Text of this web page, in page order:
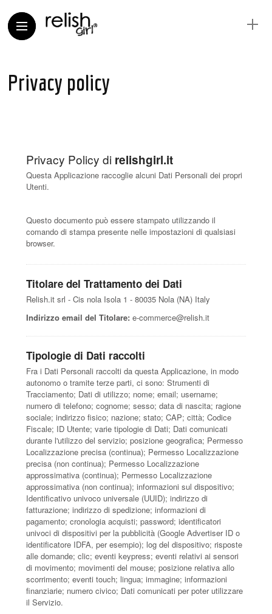
Privacy policy
Privacy Policy di relishgirl.it
Questa Applicazione raccoglie alcuni Dati Personali dei propri
Utenti.
Questo documento può essere stampato utilizzando il
comando di stampa presente nelle impostazioni di qualsiasi
browser.
Titolare del Trattamento dei Dati
Relish.it srl - Cis nola Isola 1 - 80035 Nola (NA) Italy
Indirizzo email del Titolare: e-commerce@relish.it
Tipologie di Dati raccolti
Fra i Dati Personali raccolti da questa Applicazione, in modo
autonomo o tramite terze parti, ci sono: Strumenti di
Tracciamento; Dati di utilizzo; nome; email; username;
numero di telefono; cognome; sesso; data di nascita; ragione
sociale; indirizzo fisico; nazione; stato; CAP; città; Codice
Fiscale; ID Utente; varie tipologie di Dati; Dati comunicati
durante l'utilizzo del servizio; posizione geografica; Permesso
Localizzazione precisa (continua); Permesso Localizzazione
precisa (non continua); Permesso Localizzazione
approssimativa (continua); Permesso Localizzazione
approssimativa (non continua); informazioni sul dispositivo;
Identificativo univoco universale (UUID); indirizzo di
fatturazione; indirizzo di spedizione; informazioni di
pagamento; cronologia acquisti; password; identificatori
univoci di dispositivi per la pubblicità (Google Advertiser ID o
identificatore IDFA, per esempio); log del dispositivo; risposte
alle domande; clic; eventi keypress; eventi relativi ai sensori
di movimento; movimenti del mouse; posizione relativa allo
scorrimento; eventi touch; lingua; immagine; informazioni
finanziarie; numero civico; Dati comunicati per poter utilizzare
il Servizio.